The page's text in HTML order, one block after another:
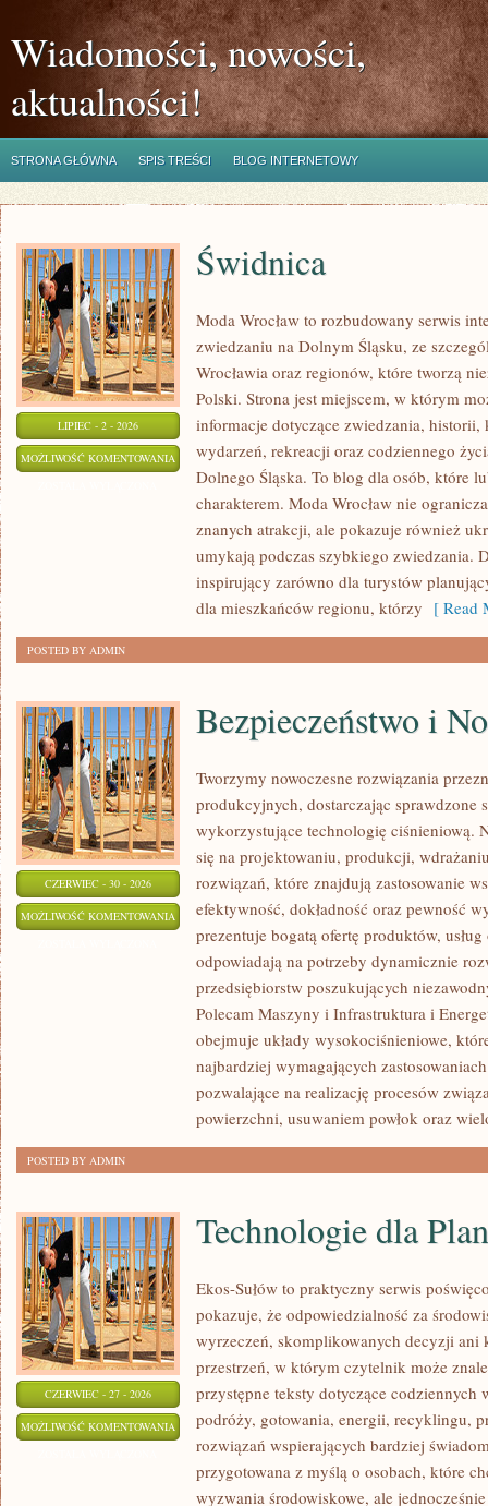
Wiadomości, nowości,
aktualności!
STRONA GŁÓWNA SPIS TREŚCI BLOG INTERNETOWY
LIPIEC - 2 - 2026
MOŻLIWOŚĆ KOMENTOWANIA ŚWIDNICA
Świdnica
Moda Wrocław to rozbudowany serwis
zwiedzaniu na Dolnym Śląsku, ze
Wrocławia oraz regionów, które tworzą
Polski. Strona jest miejscem, w którym
informacje dotyczące zwiedzania,
wydarzeń, rekreacji oraz codziennego
Dolnego Śląska. To blog dla osób, które
charakterem. Moda Wrocław nie
znanych atrakcji, ale pokazuje również
umykają podczas szybkiego zwiedzania.
inspirujący zarówno dla turystów
dla mieszkańców regionu, którzy [ Read
POSTED BY ADMIN
CZERWIEC - 30 - 2026
MOŻLIWOŚĆ KOMENTOWANIA BEZPIECZEŃSTWO
NORMY
Bezpieczeństwo i
Tworzymy nowoczesne rozwiązania
produkcyjnych, dostarczając sprawdzone
wykorzystujące technologię ciśnieniową.
się na projektowaniu, produkcji,
rozwiązań, które znajdują zastosowanie
efektywność, dokładność oraz pewność
prezentuje bogatą ofertę produktów,
odpowiadają na potrzeby dynamicznie
przedsiębiorstw poszukujących
Polecam Maszyny i Infrastruktura i
obejmuje układy wysokociśnieniowe,
najbardziej wymagających
pozwalające na realizację procesów
powierzchni, usuwaniem powłok oraz
POSTED BY ADMIN
CZERWIEC - 27 - 2026
MOŻLIWOŚĆ KOMENTOWANIA TECHNOLOGIE
PLANETY
Technologie dla
Ekos-Sułów to praktyczny serwis
pokazuje, że odpowiedzialność za
wyrzeczeń, skomplikowanych decyzji ani
przestrzeń, w którym czytelnik może
przystępne teksty dotyczące
podróży, gotowania, energii, recyklingu,
rozwiązań wspierających bardziej
przygotowana z myślą o osobach, które
wyzwania środowiskowe, ale